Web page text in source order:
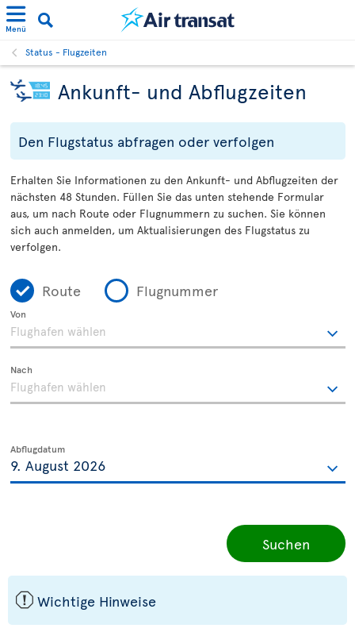
Menü
Status - Flugzeiten
Ankunft- und Abflugzeiten
Den Flugstatus abfragen oder verfolgen
Erhalten Sie Informationen zu den Ankunft- und Abflugzeiten der
nächsten 48 Stunden. Füllen Sie das unten stehende Formular
aus, um nach Route oder Flugnummern zu suchen. Sie können
sich auch anmelden, um Aktualisierungen des Flugstatus zu
verfolgen.
Route Flugnummer
Von
Nach
Abflugdatum
Suchen
ü Wichtige Hinweise